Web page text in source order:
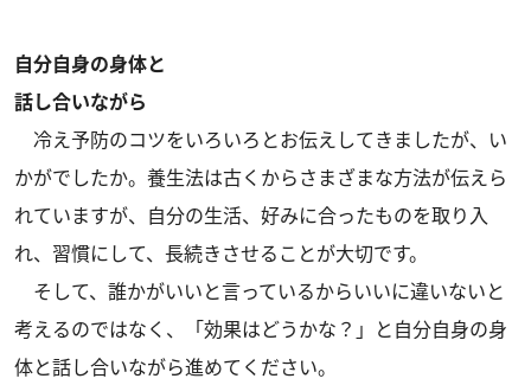
自分自身の身体と
話し合いながら
冷え予防のコツをいろいろとお伝えしてきましたが、い
かがでしたか。養生法は古くからさまざまな方法が伝えら
れていますが、自分の生活、好みに合ったものを取り入
れ、習慣にして、長続きさせることが大切です。
そして、誰かがいいと言っているからいいに違いないと
考えるのではなく、「効果はどうかな？」と自分自身の身
体と話し合いながら進めてください。